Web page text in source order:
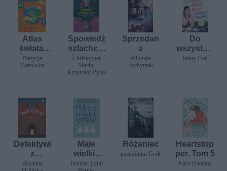
Atlas
świata.
Świat w
naklejkac
Patrycja
Zarawska
Spowiedź
szlachcic
ów 1670.
Szczera
rozmowa
najgorszy
m królem
Polski
(tak, tym!)
Christopher
Macht,
Krzysztof Pyzia
Sprzedan
a
Wiktoria
Jochymek
Do
wszystkic
h
Chłopcy.
Tom 1
Jenny Han
Detektywi
z
klasztorne
Zuzanna
Małe
wielkie
kłamstwa
Jennifer Lynn
Różaniec
pseudonim Grek
Heartstop
per. Tom 5
Alice Oseman